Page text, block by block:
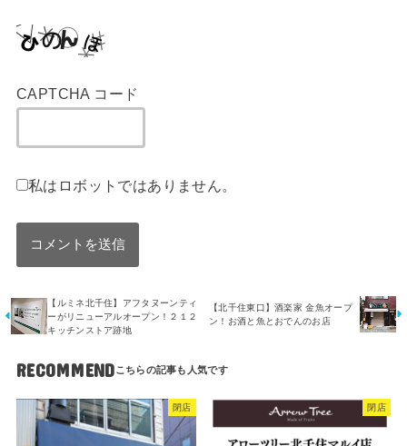
CAPTCHA コード
私はロボットではありません。
【ルミネ北千住】アフタヌーンティ
ーがリニューアルオープン！２１２
キッチンストア跡地
【北千住東口】酒楽家 金魚オープ
ン！お酒と魚とおでんのお店
RECOMMEND
閉店 閉店